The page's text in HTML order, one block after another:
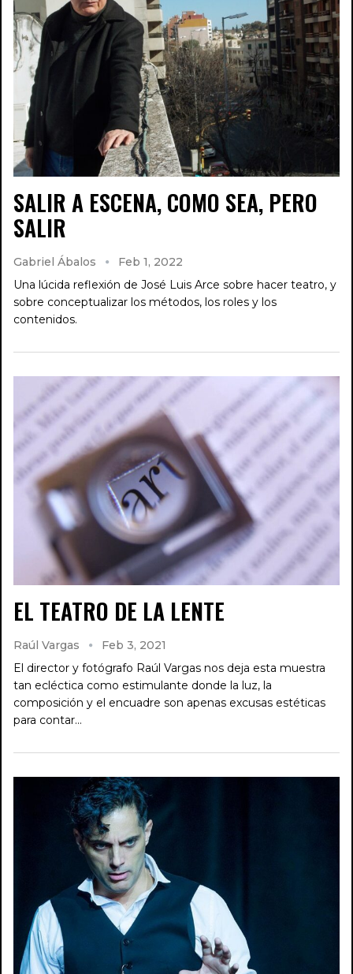
SALIR A ESCENA, COMO SEA, PERO
SALIR
Gabriel Ábalos
Feb 1, 2022
Una lúcida reflexión de José Luis Arce sobre hacer teatro, y
sobre conceptualizar los métodos, los roles y los
contenidos.
EL TEATRO DE LA LENTE
Raúl Vargas
Feb 3, 2021
El director y fotógrafo Raúl Vargas nos deja esta muestra
tan ecléctica como estimulante donde la luz, la
composición y el encuadre son apenas excusas estéticas
para contar…